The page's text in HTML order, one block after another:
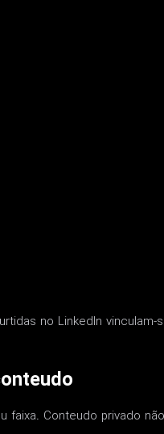
no LinkedIn
faixa. Conteudo privado